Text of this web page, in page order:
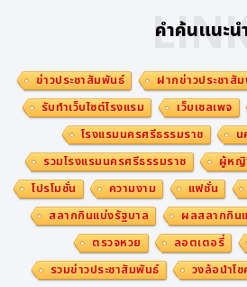
คำค้นแนะน
ข่าวประชาสัมพันธ์ ฝากข่าวประชาสั
รับทำเว็บไซต์โรงแรม
เว็บเซลเพจ
โรงแรมนครศรีธรรมราช
น
รวมโรงแรมนครศรีธรรมราช
ผู้หญิ
โปรโมชั่น
ความงาม แฟชั่น
สลากกินแบ่งรัฐบาล
ผลสลากกิน
ตรวจหวย
ลอตเตอรี่
รวมข่าวประชาสัมพันธ์
วงล้อนำโช